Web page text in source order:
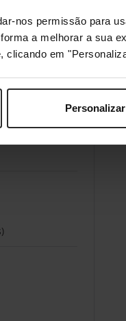
nos permissão para
a melhorar a sua
clicando em
Personalizar